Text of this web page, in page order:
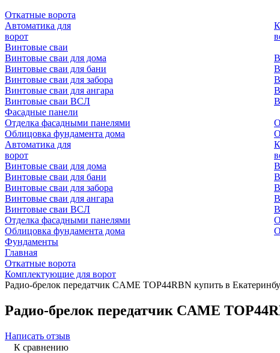
Откатные ворота
Автоматика для
ворот
Винтовые сваи
Винтовые сваи для дома
Винтовые сваи для бани
Винтовые сваи для забора
Винтовые сваи для ангара
Винтовые сваи ВСЛ
Фасадные панели
Отделка фасадными панелями
Облицовка фундамента дома
Автоматика для
ворот
Винтовые сваи для дома
Винтовые сваи для бани
Винтовые сваи для забора
Винтовые сваи для ангара
Винтовые сваи ВСЛ
Отделка фасадными панелями
Облицовка фундамента дома
Фундаменты
Главная
Откатные ворота
Комплектующие для ворот
Радио-брелок передатчик CAME TOP44RBN купить в
Радио-брелок передатчик CAME
Написать отзыв
К сравнению